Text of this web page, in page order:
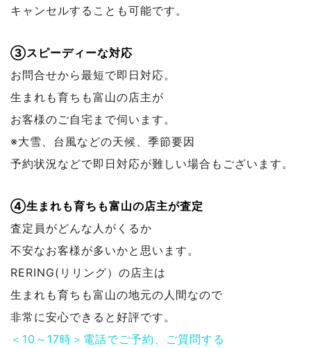
キャンセルすることも可能です。
③スピーディーな対応
お問合せから最短で即日対応。
生まれも育ちも富山の店主が
お客様のご自宅まで伺います。
※大雪、台風などの天候、季節要因
予約状況などで即日対応が難しい場合もございます。
④生まれも育ちも富山の店主が査定
査定員がどんな人がくるか
不安なお客様が多いかと思います。
RERING(リリング）の店主は
生まれも育ちも富山の地元の人間なので
非常に安心できると好評です。
＜10～17時＞電話でご予約、ご質問する